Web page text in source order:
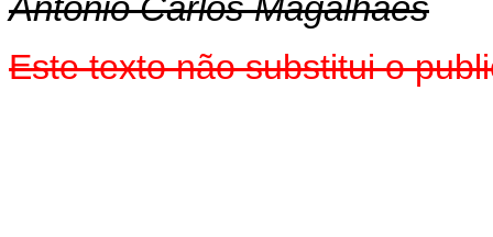
Antônio Carlos Magalhães
Este texto não substitui o